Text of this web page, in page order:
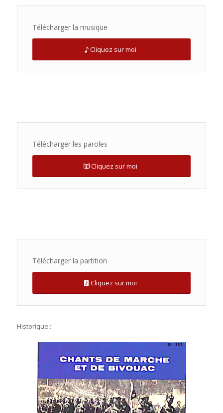
Télécharger la musique
Cliquez sur moi
Télécharger les paroles
Cliquez sur moi
Télécharger la partition
Cliquez sur moi
Historique :